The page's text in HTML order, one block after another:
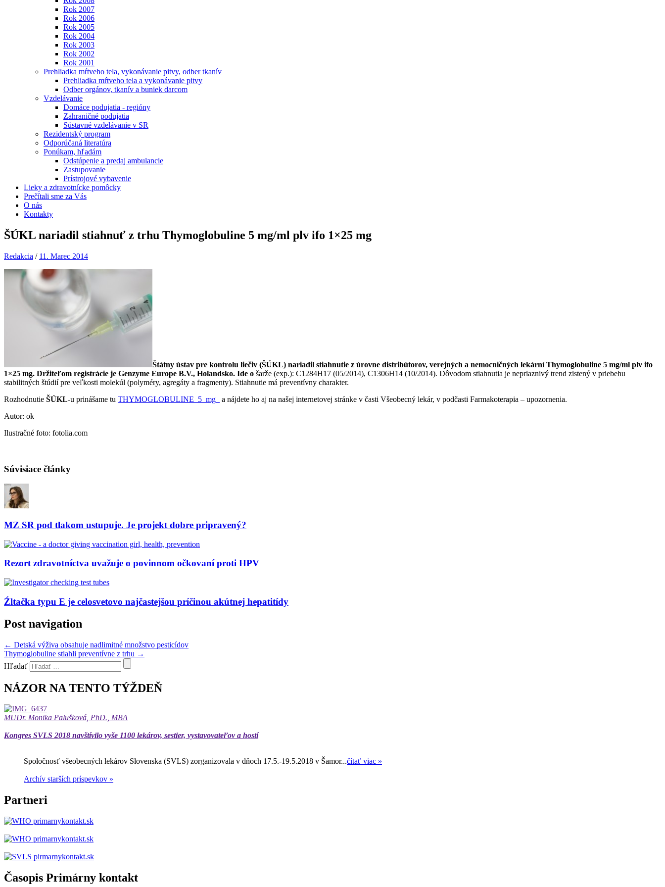
Rok 2007
Rok 2006
Rok 2005
Rok 2004
Rok 2003
Rok 2002
Rok 2001
Prehliadka mŕtveho tela, vykonávanie pitvy, odber tkanív
Prehliadka mŕtveho tela a vykonávanie pitvy
Odber orgánov, tkanív a buniek darcom
Vzdelávanie
Domáce podujatia - regióny
Zahraničné podujatia
Sústavné vzdelávanie v SR
Rezidentský program
Odporúčaná literatúra
Ponúkam, hľadám
Odstúpenie a predaj ambulancie
Zastupovanie
Prístrojové vybavenie
Lieky a zdravotnícke pomôcky
Prečítali sme za Vás
O nás
Kontakty
ŠÚKL nariadil stiahnuť z trhu Thymoglobuline 5 mg/ml plv ifo 1×25 mg
Redakcia / 11. Marec 2014
Štátny ústav pre kontrolu liečiv (ŠÚKL) nariadil stiahnutie z úrovne distribútorov, verejných a nemocničných lekární Thymoglobuline 5 mg/ml plv ifo
1×25 mg. Držiteľom registrácie je Genzyme Europe B.V., Holandsko. Ide o šarže (exp.): C1284H17 (05/2014), C1306H14 (10/2014). Dôvodom stiahnutia je nepriaznivý trend zistený v priebehu
stabilitných štúdií pre veľkosti molekúl (polyméry, agregáty a fragmenty). Stiahnutie má preventívny charakter.
Rozhodnutie ŠÚKL-u prinášame tu THYMOGLOBULINE_5_mg_
a nájdete ho aj na našej internetovej stránke v časti Všeobecný lekár, v podčasti Farmakoterapia – upozornenia.
Autor: ok
Ilustračné foto: fotolia.com
Súvisiace články
MZ SR pod tlakom ustupuje. Je projekt dobre pripravený?
Rezort zdravotníctva uvažuje o povinnom očkovaní proti HPV
Źltačka typu E je celosvetovo najčastejšou príčinou akútnej hepatitídy
Post navigation
← Detská výživa obsahuje nadlimitné množstvo pesticídov
Thymoglobuline stiahli preventívne z trhu →
Hľadať
NÁZOR NA TENTO TÝŽDEŇ
MUDr. Monika Palušková, PhD., MBA
Kongres SVLS 2018 navštívilo vyše 1100 lekárov, sestier, vystavovateľov a hostí
Spoločnosť všeobecných lekárov Slovenska (SVLS) zorganizovala v dňoch 17.5.-19.5.2018 v Šamor...čítať viac »
Archív starších príspevkov »
Partneri
Časopis Primárny kontakt